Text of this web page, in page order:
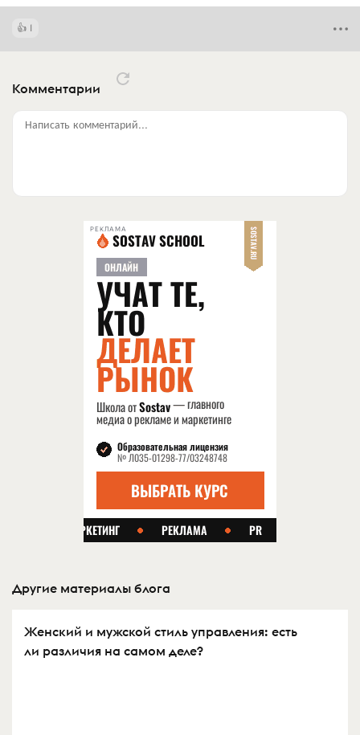
1
Комментарии
Написать комментарий...
РЕКЛАМА
Другие материалы блога
Женский и мужской стиль управления: есть
ли различия на самом деле?